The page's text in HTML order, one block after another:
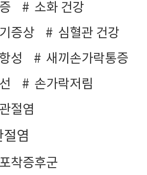
소화 건강
증상
심혈관 건강
성
새끼손가락통증
손가락저림
절염
염
착증후군